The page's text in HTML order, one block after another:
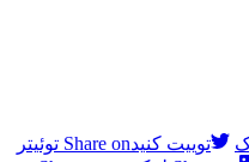
توییت کنیدShare on توئیتر